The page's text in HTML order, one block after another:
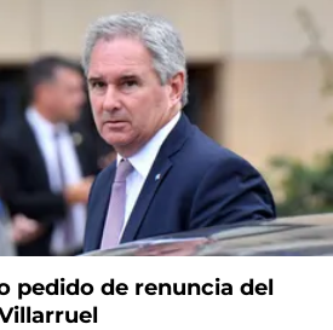
pedido de renuncia del